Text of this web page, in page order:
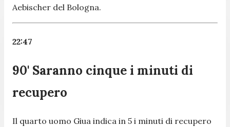
Aebischer del Bologna.
22:47
90' Saranno cinque i minuti di
recupero
Il quarto uomo Giua indica in 5 i minuti di recupero